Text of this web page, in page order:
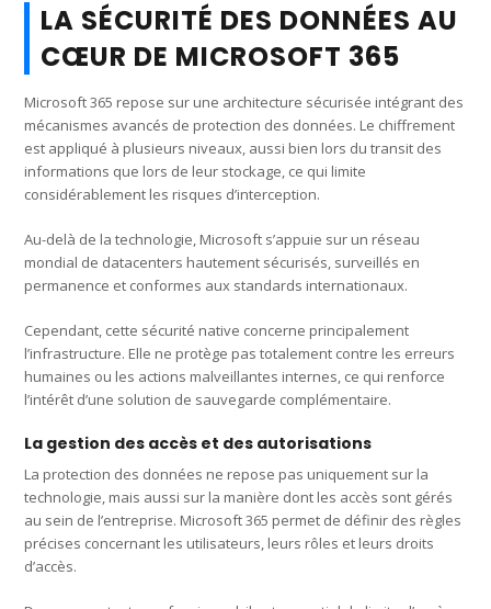
LA SÉCURITÉ DES DONNÉES AU
CŒUR DE MICROSOFT 365
Microsoft 365 repose sur une architecture sécurisée intégrant des
mécanismes avancés de protection des données. Le chiffrement
est appliqué à plusieurs niveaux, aussi bien lors du transit des
informations que lors de leur stockage, ce qui limite
considérablement les risques d’interception.
Au-delà de la technologie, Microsoft s’appuie sur un réseau
mondial de datacenters hautement sécurisés, surveillés en
permanence et conformes aux standards internationaux.
Cependant, cette sécurité native concerne principalement
l’infrastructure. Elle ne protège pas totalement contre les erreurs
humaines ou les actions malveillantes internes, ce qui renforce
l’intérêt d’une solution de sauvegarde complémentaire.
La gestion des accès et des autorisations
La protection des données ne repose pas uniquement sur la
technologie, mais aussi sur la manière dont les accès sont gérés
au sein de l’entreprise. Microsoft 365 permet de définir des règles
précises concernant les utilisateurs, leurs rôles et leurs droits
d’accès.